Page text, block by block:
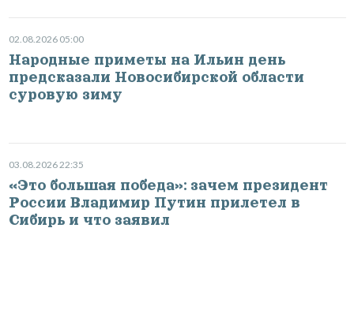
02.08.2026 05:00
Народные приметы на Ильин день
предсказали Новосибирской области
суровую зиму
03.08.2026 22:35
«Это большая победа»: зачем президент
России Владимир Путин прилетел в
Сибирь и что заявил